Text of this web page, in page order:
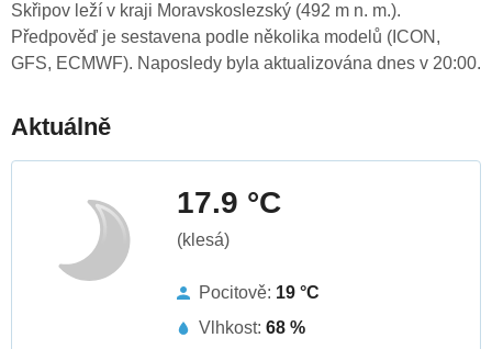
Skřipov leží v kraji Moravskoslezský (492 m n. m.).
Předpověď je sestavena podle několika modelů (ICON,
GFS, ECMWF). Naposledy byla aktualizována dnes v 20:00.
Aktuálně
17.9 °C
(klesá)
Pocitově: 19 °C
Vlhkost: 68 %